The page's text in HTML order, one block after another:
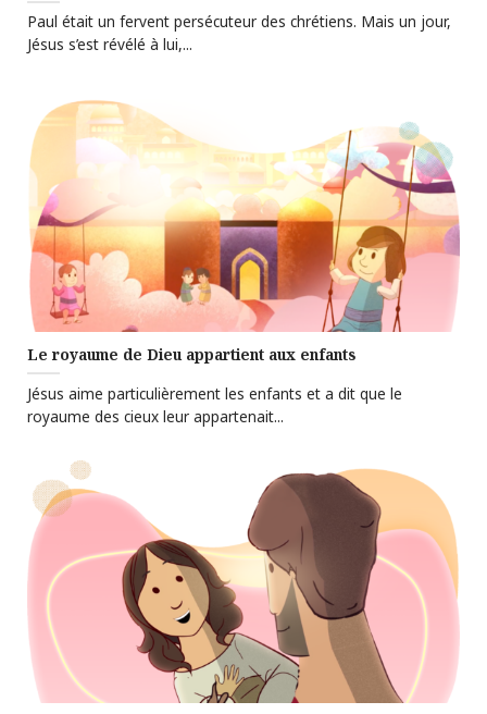
Paul était un fervent persécuteur des chrétiens. Mais un jour,
Jésus s’est révélé à lui,...
Le royaume de Dieu appartient aux enfants
Jésus aime particulièrement les enfants et a dit que le
royaume des cieux leur appartenait...